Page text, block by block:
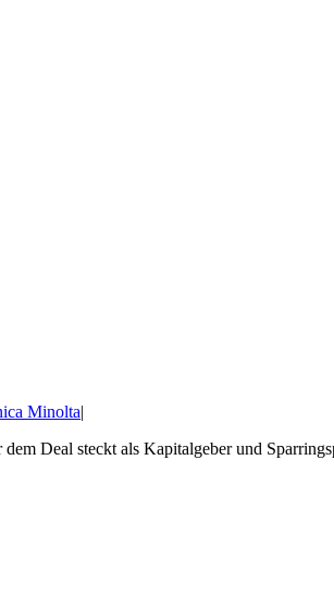
Minolta|
Deal steckt als Kapitalgeber und